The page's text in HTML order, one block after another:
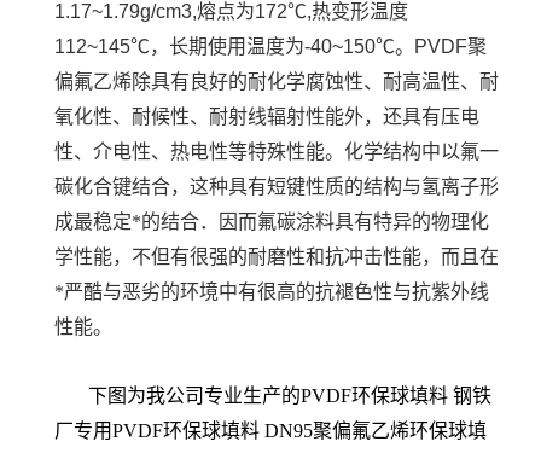
1.17~1.79g/cm3,熔点为172℃,热变形温度
112~145℃，长期使用温度为-40~150℃。
PVDF聚
偏氟乙烯除具有良好的耐化学腐蚀性、耐高温性、耐
氧化性、耐候性、耐射线辐射性能外，还具有压电
性、介电性、热电性等特殊性能。化学结构中以氟一
碳化合键结合，这种具有短键性质的结构与氢离子形
成最稳定*的结合．因而氟碳涂料具有特异的物理化
学性能，不但有很强的耐磨性和抗冲击性能，而且在
*严酷与恶劣的环境中有很高的抗褪色性与抗紫外线
性能。
下图为我公司专业生产的PVDF环保球填料 钢铁
厂专用PVDF环保球填料 DN95聚偏氟乙烯环保球填